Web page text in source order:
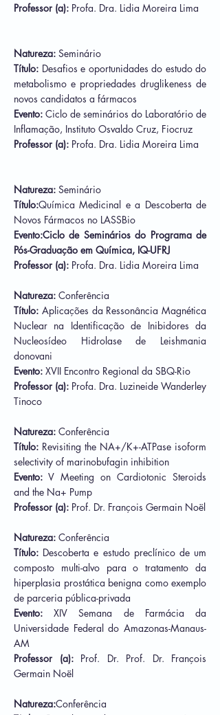
Professor (a): Profa. Dra. Lidia Moreira Lima
Natureza: Seminário
Título: Desafios e oportunidades do estudo do
metabolismo e propriedades druglikeness de
novos candidatos a fármacos
Evento: Ciclo de seminários do Laboratório de
Inflamação, Instituto Osvaldo Cruz, Fiocruz
Professor (a): Profa. Dra. Lidia Moreira Lima
Natureza: Seminário
Título:Química Medicinal e a Descoberta de
Novos Fármacos no LASSBio
Evento:Ciclo de Seminários do Programa de
Pós-Graduação em Química, IQ-UFRJ
Professor (a): Profa. Dra. Lidia Moreira Lima
Natureza: Conferência
Título: Aplicações da Ressonância Magnética
Nuclear na Identificação de Inibidores da
Nucleosídeo Hidrolase de Leishmania
donovani
Evento: XVII Encontro Regional da SBQ-Rio
Professor (a): Profa. Dra. Luzineide Wanderley
Tinoco
Natureza: Conferência
Título: Revisiting the NA+/K+-ATPase isoform
selectivity of marinobufagin inhibition
Evento: V Meeting on Cardiotonic Steroids
and the Na+ Pump
Professor (a): Prof. Dr. François Germain Noël
Natureza: Conferência
Título: Descoberta e estudo preclínico de um
composto multi-alvo para o tratamento da
hiperplasia prostática benigna como exemplo
de parceria pública-privada
Evento:XIV Semana de Farmácia da
Universidade Federal do Amazonas-Manaus-
AM
Professor (a): Prof. Dr. Prof. Dr. François
Germain Noël
Natureza:Conferência